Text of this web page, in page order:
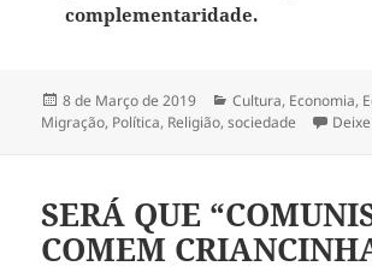
complementaridade.
Publicado
a
8 de Março de 2019 Categorias
Cultura, Economia,
Migração, Política, Religião,sociedade
SERÁ QUE
COMEM